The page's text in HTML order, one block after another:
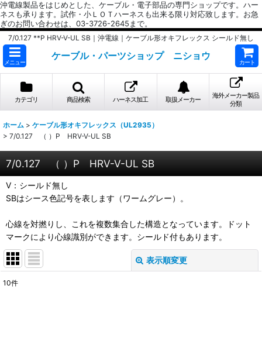
沖電線製品をはじめとした、ケーブル・電子部品の専門ショップです。ハー
ネスも承ります。試作・小ＬＯＴハーネスも出来る限り対応致します。お急
ぎのお問い合わせは、03-3726-2645まで。
7/0.127 **P HRV-V-UL SB｜沖電線｜ケーブル形オキフレックス シールド無し
メニュー
ケーブル・パーツショップ ニショウ
カート
カテゴリ 商品検索 ハーネス加工 取扱メーカー
海外メーカー製品
分類
ホーム > ケーブル形オキフレックス（UL2935）
> 7/0.127 （ ）P HRV-V-UL SB
7/0.127 （ ）P HRV-V-UL SB
V：シールド無し
SBはシース色記号を表します（ワームグレー）。
心線を対撚りし、これを複数集合した構造となっています。ドット
マークにより心線識別ができます。シールド付もあります。
表示順変更
10件